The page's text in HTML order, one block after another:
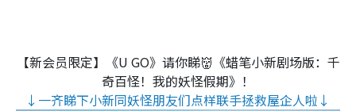
【新会员限定】《U GO》请你睇👹《蜡笔小新剧场版：千
奇百怪！我的妖怪假期》！
↓一齐睇下小新同妖怪朋友们点样联手拯救屋企人啦↓